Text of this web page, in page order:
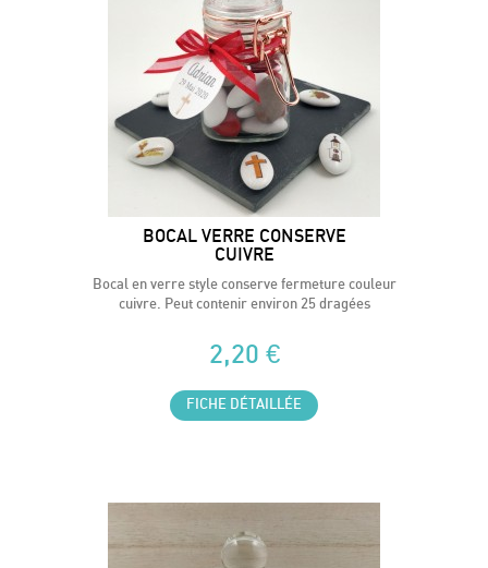
BOCAL VERRE CONSERVE
CUIVRE
Bocal en verre style conserve fermeture couleur
cuivre. Peut contenir environ 25 dragées
2,20 €
FICHE DÉTAILLÉE